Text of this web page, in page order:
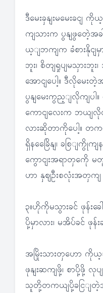
ဒီမေးခှနျးမမေးခင
ကျသားက ပွနျဖွတေဲ့
ယ့ျဘကျက ခံစားနိုငျမှ
ဘူး၊ စိတျရှုပျမသှားဘူး
အောငျပေါ့။ ဒီလိုမေး
ပွနျမေးကွည့ျလိုကျပါ
ကောငျလေးက ဘယျ
လားဆိုတာကိုပေါ့။ တ
ရှိနခြေေိနျ၊ ခစြျကွို
ကွောငျးအရာတှကေို မတူ
ဟာ နှဈဦးစလုံးအတှကျ
၃။ဟိုကိုမသွားခင် ဖုန်းခ
ပို့မှာလား၊ မအိပ်ခင်
အမြိုးသားတှဟော ကို
ဖုနျးဆကျဖို့၊ စာပို့ဖို့ လု
သူတို့တကယျပို့ခငြျတဲ့အ